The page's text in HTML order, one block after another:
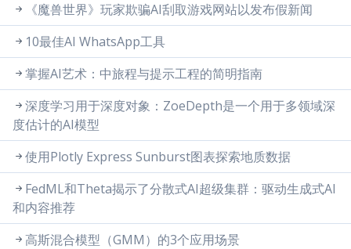
《魔兽世界》玩家欺骗AI刮取游戏网站以发布假新闻
10最佳AI WhatsApp工具
掌握AI艺术：中旅程与提示工程的简明指南
深度学习用于深度对象：ZoeDepth是一个用于多领域深
度估计的AI模型
使用Plotly Express Sunburst图表探索地质数据
FedML和Theta揭示了分散式AI超级集群：驱动生成式AI
和内容推荐
高斯混合模型（GMM）的3个应用场景